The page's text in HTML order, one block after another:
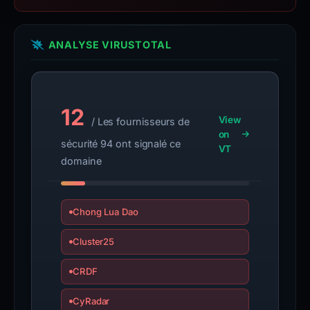
ANALYSE VIRUSTOTAL
12
/ Les fournisseurs de
sécurité 94 ont signalé ce
domaine
View
on
VT
Chong Lua Dao
Cluster25
CRDF
CyRadar